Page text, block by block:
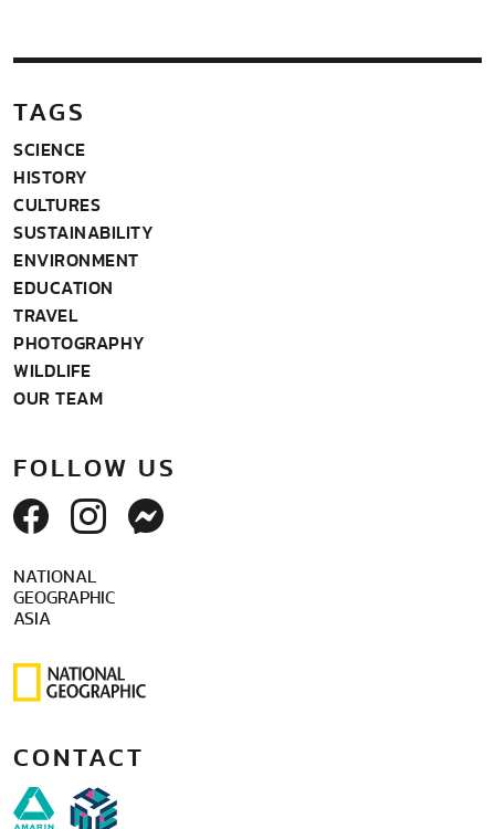
TAGS
SCIENCE
HISTORY
CULTURES
SUSTAINABILITY
ENVIRONMENT
EDUCATION
TRAVEL
PHOTOGRAPHY
WILDLIFE
OUR TEAM
FOLLOW US
NATIONAL
GEOGRAPHIC
ASIA
CONTACT